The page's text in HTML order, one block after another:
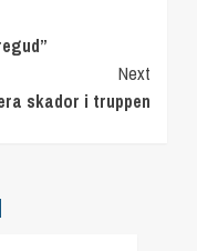
Next
skador i truppen